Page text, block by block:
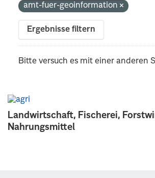
Landwirtschaft, Fischerei,
Nahrungsmittel
amt-fuer-geoinformation
Ergebnisse filtern
Bitte versuch es mit einer anderen